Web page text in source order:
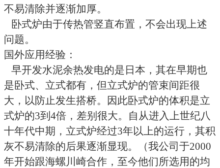
不易清除并逐渐加厚。
卧式炉由于传热管竖直布置，不会出现上述
问题。
国外应用经验：
早开发水泥余热发电的是日本，其在早期也
是卧式、立式都有，但立式炉的管束间距很
大，以防止发生搭桥。因此卧式炉的体积是立
式炉的3到 4倍，差别很大。自从进入上世纪八
十年代中期 ，立式炉经过3年以上的运行，其积
灰不易清除的后果逐渐显现。（我公司于2000
年开始跟海螺川崎合作，至今他们所选用的均